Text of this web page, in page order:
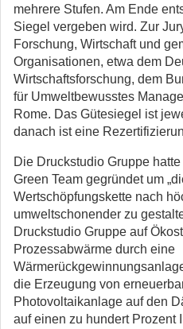
mehrere Stufen. Am Ende
Siegel vergeben wird. Zur
Forschung, Wirtschaft und
Organisationen, etwa dem
Wirtschaftsforschung, dem
für Umweltbewusstes
Rome. Das Gütesiegel ist
danach ist eine
Die Druckstudio Gruppe
Green Team gegründet um
Wertschöpfungskette nach
umweltschonender zu
Druckstudio Gruppe auf
Prozessabwärme durch eine
die Erzeugung von
Photovoltaikanlage auf den
auf einen zu hundert Prozent